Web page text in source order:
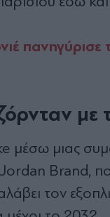
πανηγύρισε
με
μιας
Brand,
τον